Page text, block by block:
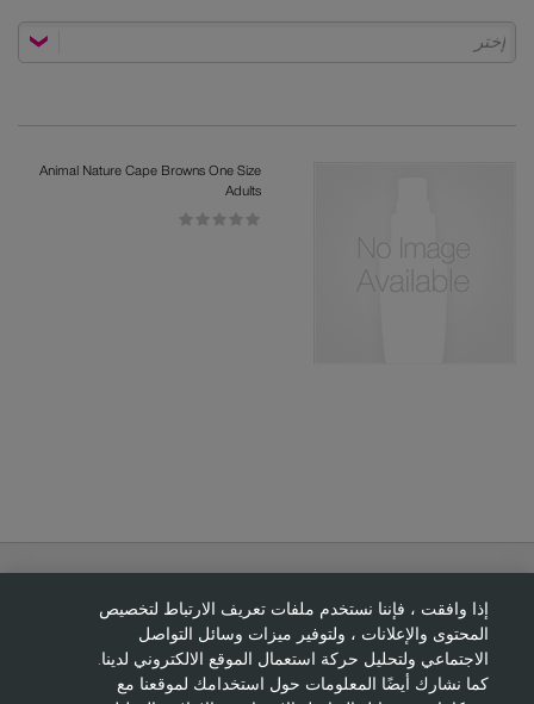
إختر
Animal Nature Cape Browns One Size
Adults
حول ايفون
مساعدة
إذا وافقت ، فإننا نستخدم ملفات تعريف الارتباط لتخصيص
المحتوى والإعلانات ، ولتوفير ميزات وسائل التواصل
الاجتماعي ولتحليل حركة استعمال الموقع الالكتروني لدينا.
كما نشارك أيضًا المعلومات حول استخدامك لموقعنا مع